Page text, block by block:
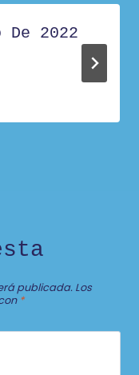
De 2022
publicada. Los
*